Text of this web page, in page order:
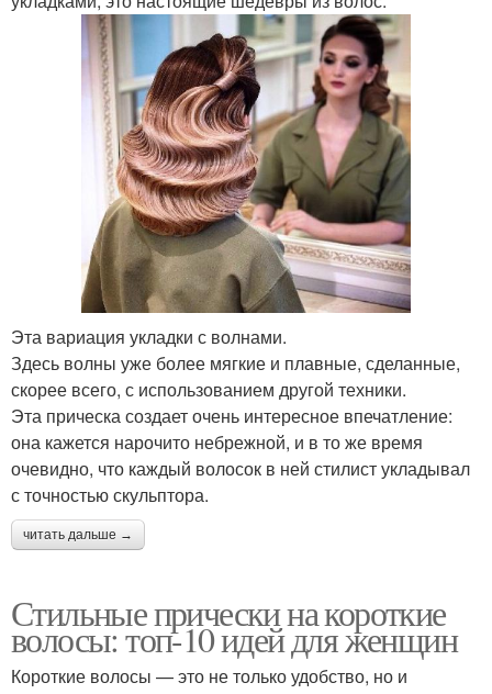
Эта вариация укладки с волнами.
Здесь волны уже более мягкие и плавные, сделанные,
скорее всего, с использованием другой техники.
Эта прическа создает очень интересное впечатление:
она кажется нарочито небрежной, и в то же время
очевидно, что каждый волосок в ней стилист укладывал
с точностью скульптора.
читать дальше →
Стильные прически на короткие
волосы: топ-10 идей для женщин
Короткие волосы — это не только удобство, но и